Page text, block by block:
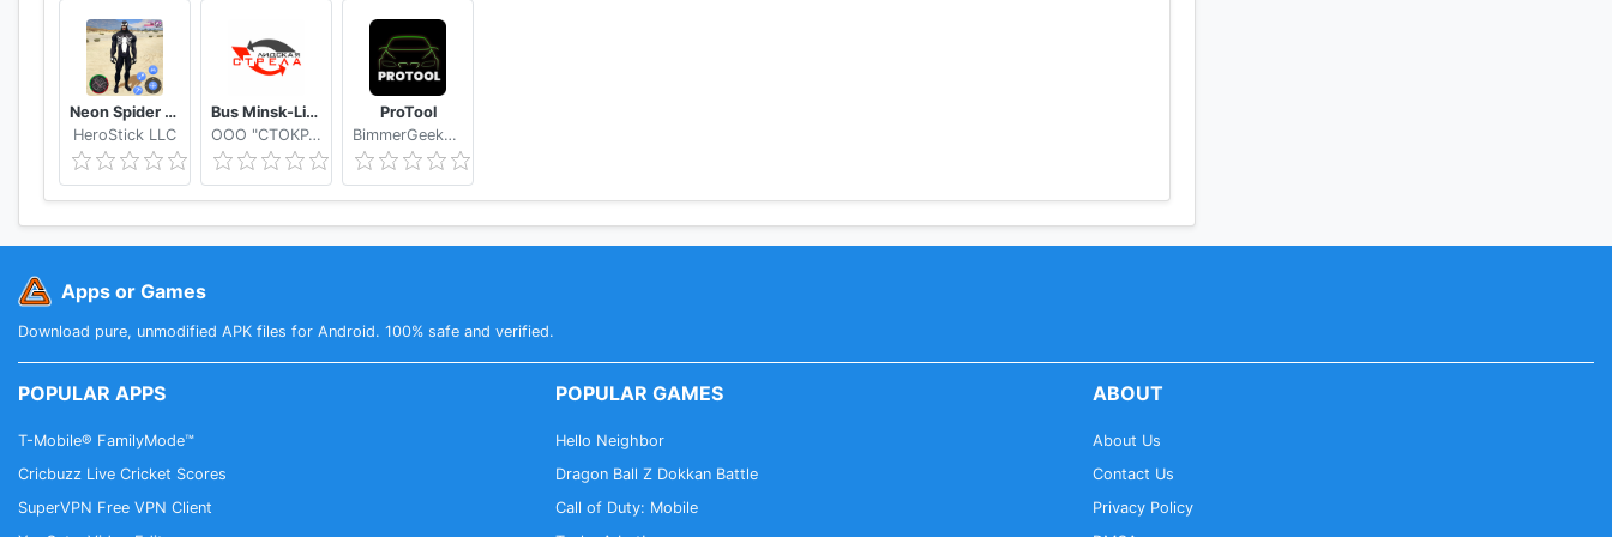
Neon Spider Rope Hero : Vice Town
HeroStick LLC
Bus Minsk-Lida
OOO "СТОКРАТ"
ProTool
BimmerGeeks ProTool LLC
Apps or Games
Download pure, unmodified APK files for Android. 100% safe and verified.
POPULAR APPS
T-Mobile® FamilyMode™
Cricbuzz Live Cricket Scores
SuperVPN Free VPN Client
POPULAR GAMES
Hello Neighbor
Dragon Ball Z Dokkan Battle
Call of Duty: Mobile
ABOUT
About Us
Contact Us
Privacy Policy